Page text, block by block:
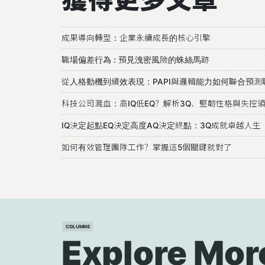
成果導向轉型：企業永續成長的核心引擎
職場偏差行為 : 預見洩密風險的蛛絲馬跡
從人格動機到績效表現：PAPI與邏輯能力如何聯合預測
科技公司濺血：高IQ低EQ？解析3Q、堅韌性格與失控
IQ決定起點EQ決定高度AQ決定終點：3Q成就卓越人生
如何有效管理團隊工作？掌握這5個關鍵就對了
COLUMNS
Explore